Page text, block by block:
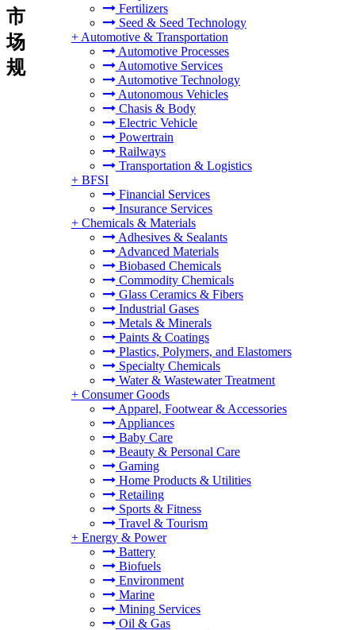
Fertilizers
Seed & Seed Technology
+ Automotive & Transportation
Automotive Processes
Automotive Services
Automotive Technology
Autonomous Vehicles
Chasis & Body
Electric Vehicle
Powertrain
Railways
Transportation & Logistics
+ BFSI
Financial Services
Insurance Services
+ Chemicals & Materials
Adhesives & Sealants
Advanced Materials
Biobased Chemicals
Commodity Chemicals
Glass Ceramics & Fibers
Industrial Gases
Metals & Minerals
Paints & Coatings
Plastics, Polymers, and Elastomers
Specialty Chemicals
Water & Wastewater Treatment
+ Consumer Goods
Apparel, Footwear & Accessories
Appliances
Baby Care
Beauty & Personal Care
Gaming
Home Products & Utilities
Retailing
Sports & Fitness
Travel & Tourism
+ Energy & Power
Battery
Biofuels
Environment
Marine
Mining Services
Oil & Gas
市
场
规